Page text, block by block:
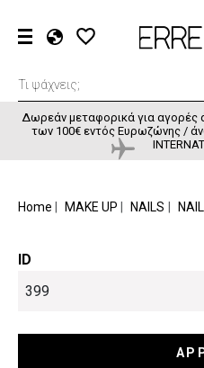
EN
FR
Δωρεάν μεταφορικά για
των 100€ εντός Ευρωζώνης /
Home MAKE UP NAILS
ID